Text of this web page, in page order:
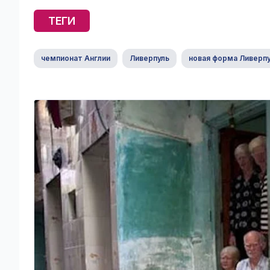
ТЕГИ
чемпионат Англии Ливерпуль новая форма